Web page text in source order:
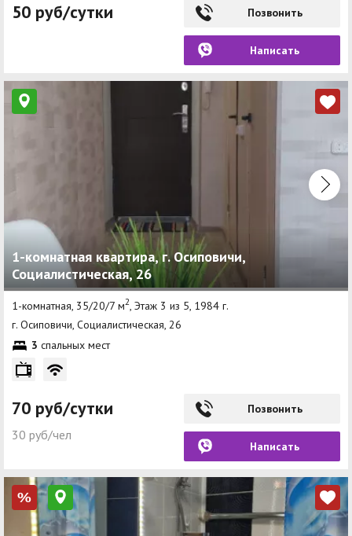
50 руб/сутки Позвонить
Написать
1-комнатная квартира, г. Осиповичи,
Социалистическая, 26
1-комнатная, 35/20/7 м2, Этаж 3 из 5, 1984 г.
г. Осиповичи, Социалистическая, 26
3 спальных мест
70 руб/сутки
30 руб/чел
Позвонить
Написать
%